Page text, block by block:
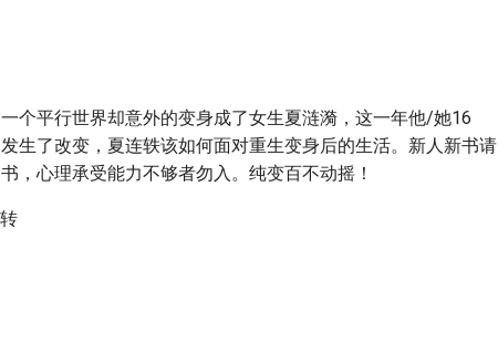
个平行世界却意外的变身成了女生夏涟漪，这一年他/她16
生了改变，夏连轶该如何面对重生变身后的生活。新人新书请
，心理承受能力不够者勿入。纯变百不动摇！